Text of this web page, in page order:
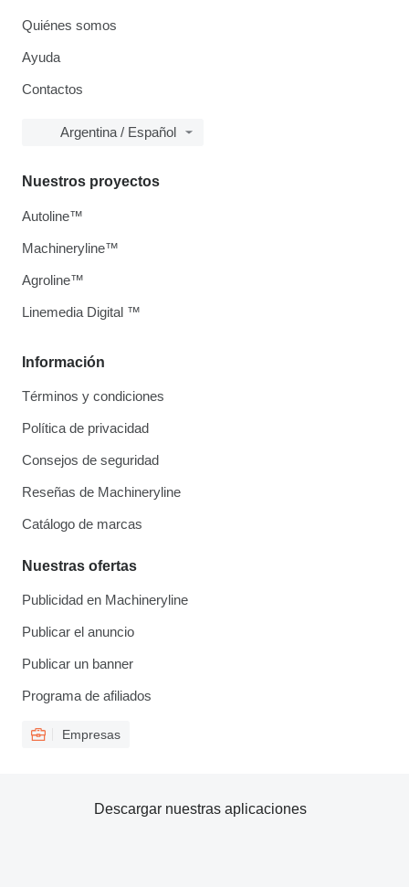
Quiénes somos
Ayuda
Contactos
Argentina / Español
Información
Términos y condiciones
Política de privacidad
Consejos de seguridad
Reseñas de Machineryline
Catálogo de marcas
Nuestras ofertas
Publicidad en Machineryline
Publicar el anuncio
Publicar un banner
Programa de afiliados
Empresas
Nuestros proyectos
Autoline™
Machineryline™
Agroline™
Linemedia Digital ™
Descargar nuestras aplicaciones